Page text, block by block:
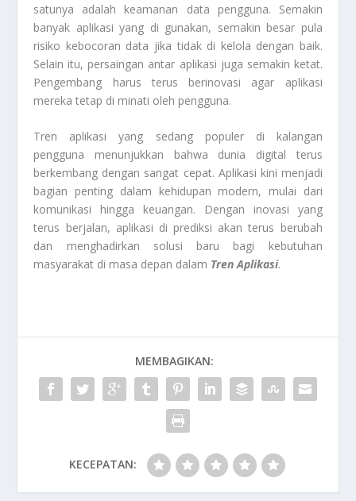
satunya adalah keamanan data pengguna. Semakin
banyak aplikasi yang di gunakan, semakin besar pula
risiko kebocoran data jika tidak di kelola dengan baik.
Selain itu, persaingan antar aplikasi juga semakin ketat.
Pengembang harus terus berinovasi agar aplikasi
mereka tetap di minati oleh pengguna.
Tren aplikasi yang sedang populer di kalangan
pengguna menunjukkan bahwa dunia digital terus
berkembang dengan sangat cepat. Aplikasi kini menjadi
bagian penting dalam kehidupan modern, mulai dari
komunikasi hingga keuangan. Dengan inovasi yang
terus berjalan, aplikasi di prediksi akan terus berubah
dan menghadirkan solusi baru bagi kebutuhan
masyarakat di masa depan dalam Tren Aplikasi.
MEMBAGIKAN:
KECEPATAN: